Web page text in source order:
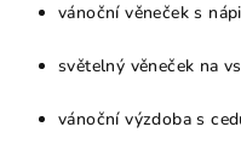
vánoční věneček s
světelný věneček na
vánoční výzdoba s